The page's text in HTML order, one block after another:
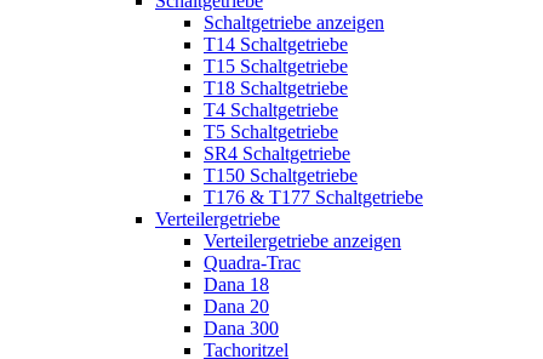
Schaltgetriebe anzeigen
T14 Schaltgetriebe
T15 Schaltgetriebe
T18 Schaltgetriebe
T4 Schaltgetriebe
T5 Schaltgetriebe
SR4 Schaltgetriebe
T150 Schaltgetriebe
T176 & T177 Schaltgetriebe
Verteilergetriebe
Verteilergetriebe anzeigen
Quadra-Trac
Dana 18
Dana 20
Dana 300
Tachoritzel